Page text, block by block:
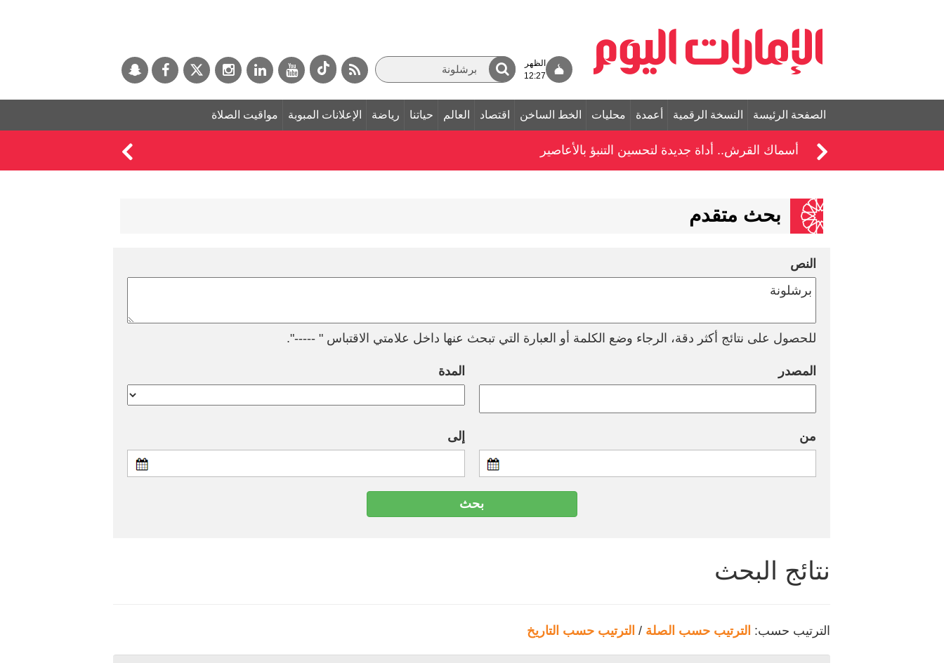
الظهر
12:27
الصفحة الرئيسة النسخة الرقمية أعمدة محليات الخط الساخن اقتصاد العالم حياتنا رياضة الإعلانات المبوبة مواقيت الصلاة
أسماك القرش.. أداة جديدة لتحسين التنبؤ بالأعاصير
بحث متقدم
النص
للحصول على نتائج أكثر دقة، الرجاء وضع الكلمة أو العبارة التي تبحث عنها داخل علامتي الاقتباس " -----".
المصدر المدة
من إلى
نتائج البحث
الترتيب حسب: الترتيب حسب الصلة / الترتيب حسب التاريخ